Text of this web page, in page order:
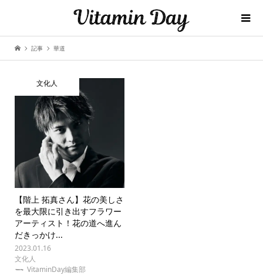
記事 華道
文化人
【階上 拓真さん】花の美しさ
を最大限に引き出すフラワー
アーティスト！花の道へ進ん
だきっかけ...
2023.01.16
文化人
VitaminDay編集部